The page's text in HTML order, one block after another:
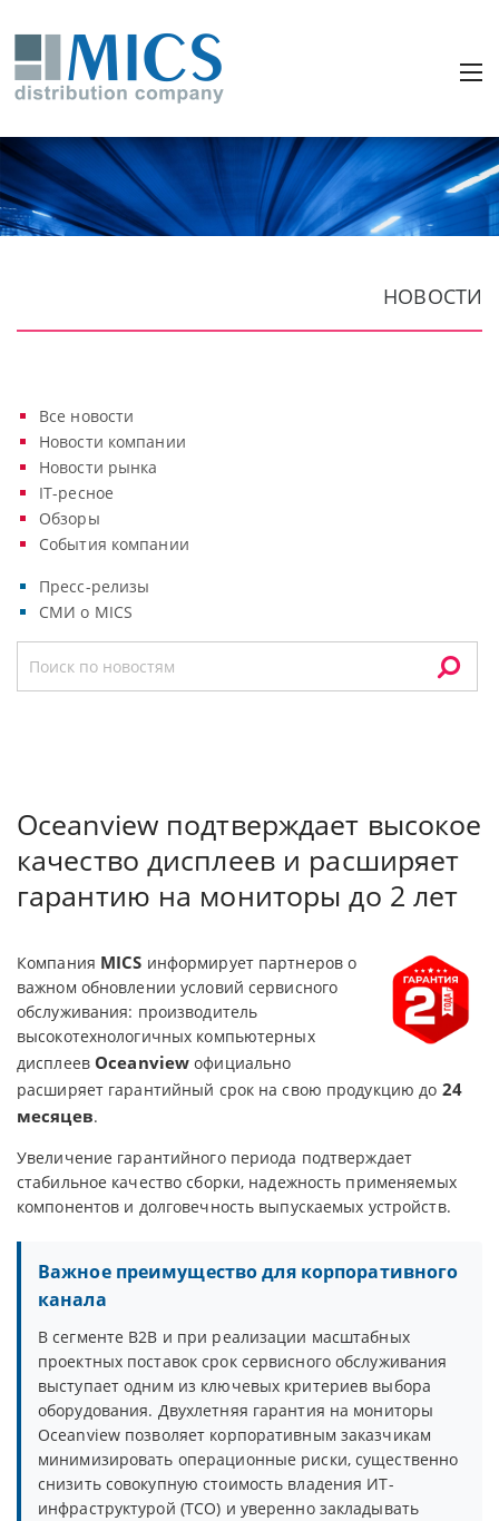
НОВОСТИ
Все новости
Новости компании
Новости рынка
IT-ресное
Обзоры
События компании
Пресс-релизы
СМИ о MICS
Oceanview подтверждает высокое
качество дисплеев и расширяет
гарантию на мониторы до 2 лет
Компания MICS информирует партнеров о
важном обновлении условий сервисного
обслуживания: производитель
высокотехнологичных компьютерных
дисплеев Oceanview официально
расширяет гарантийный срок на свою продукцию до 24
месяцев.
Увеличение гарантийного периода подтверждает
стабильное качество сборки, надежность применяемых
компонентов и долговечность выпускаемых устройств.
Важное преимущество для корпоративного
канала
В сегменте B2B и при реализации масштабных
проектных поставок срок сервисного обслуживания
выступает одним из ключевых критериев выбора
оборудования. Двухлетняя гарантия на мониторы
Oceanview позволяет корпоративным заказчикам
минимизировать операционные риски, существенно
снизить совокупную стоимость владения ИТ-
инфраструктурой (TCO) и уверенно закладывать